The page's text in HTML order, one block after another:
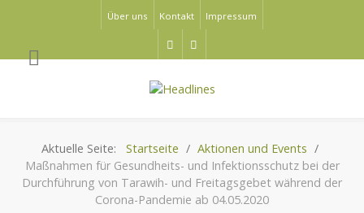
Über uns Kontakt Impressum
Aktuelle Seite: Startseite
Aktionen und Events
Maßnahmen für Gesundheits- und Infektionsschutz bei der
Durchführung von Tarawih- und Freitagsgebet während der
Corona-Pandemie ab 04.05.2020